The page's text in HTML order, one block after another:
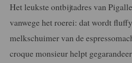
Het leukste ontbijtadres van
vanwege het roerei: dat wordt
melkschuimer van de
croque monsieur helpt